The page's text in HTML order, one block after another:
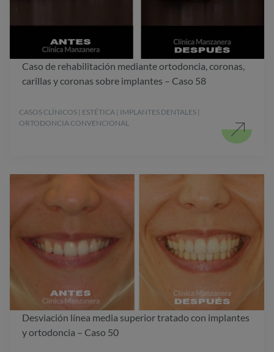
Caso de rehabilitación mediante ortodoncia, coronas,
carillas y coronas sobre implantes – Caso 58
CASOS CLÍNICOS | ESTÉTICA | IMPLANTES DENTALES |
ORTODONCIA CONVENCIONAL
Desviación línea media superior tratado con implantes
y ortodoncia – Caso 50